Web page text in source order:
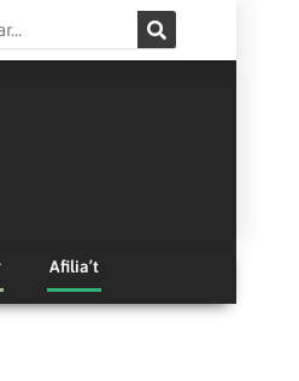
Afilia’t